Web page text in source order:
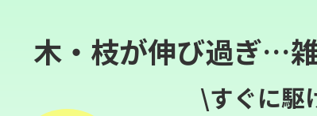
木・枝が伸び過ぎ…
\すぐに駆